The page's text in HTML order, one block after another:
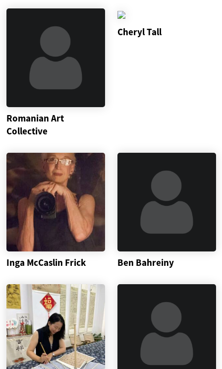
Romanian Art
Collective
Cheryl Tall
Inga McCaslin Frick Ben Bahreiny